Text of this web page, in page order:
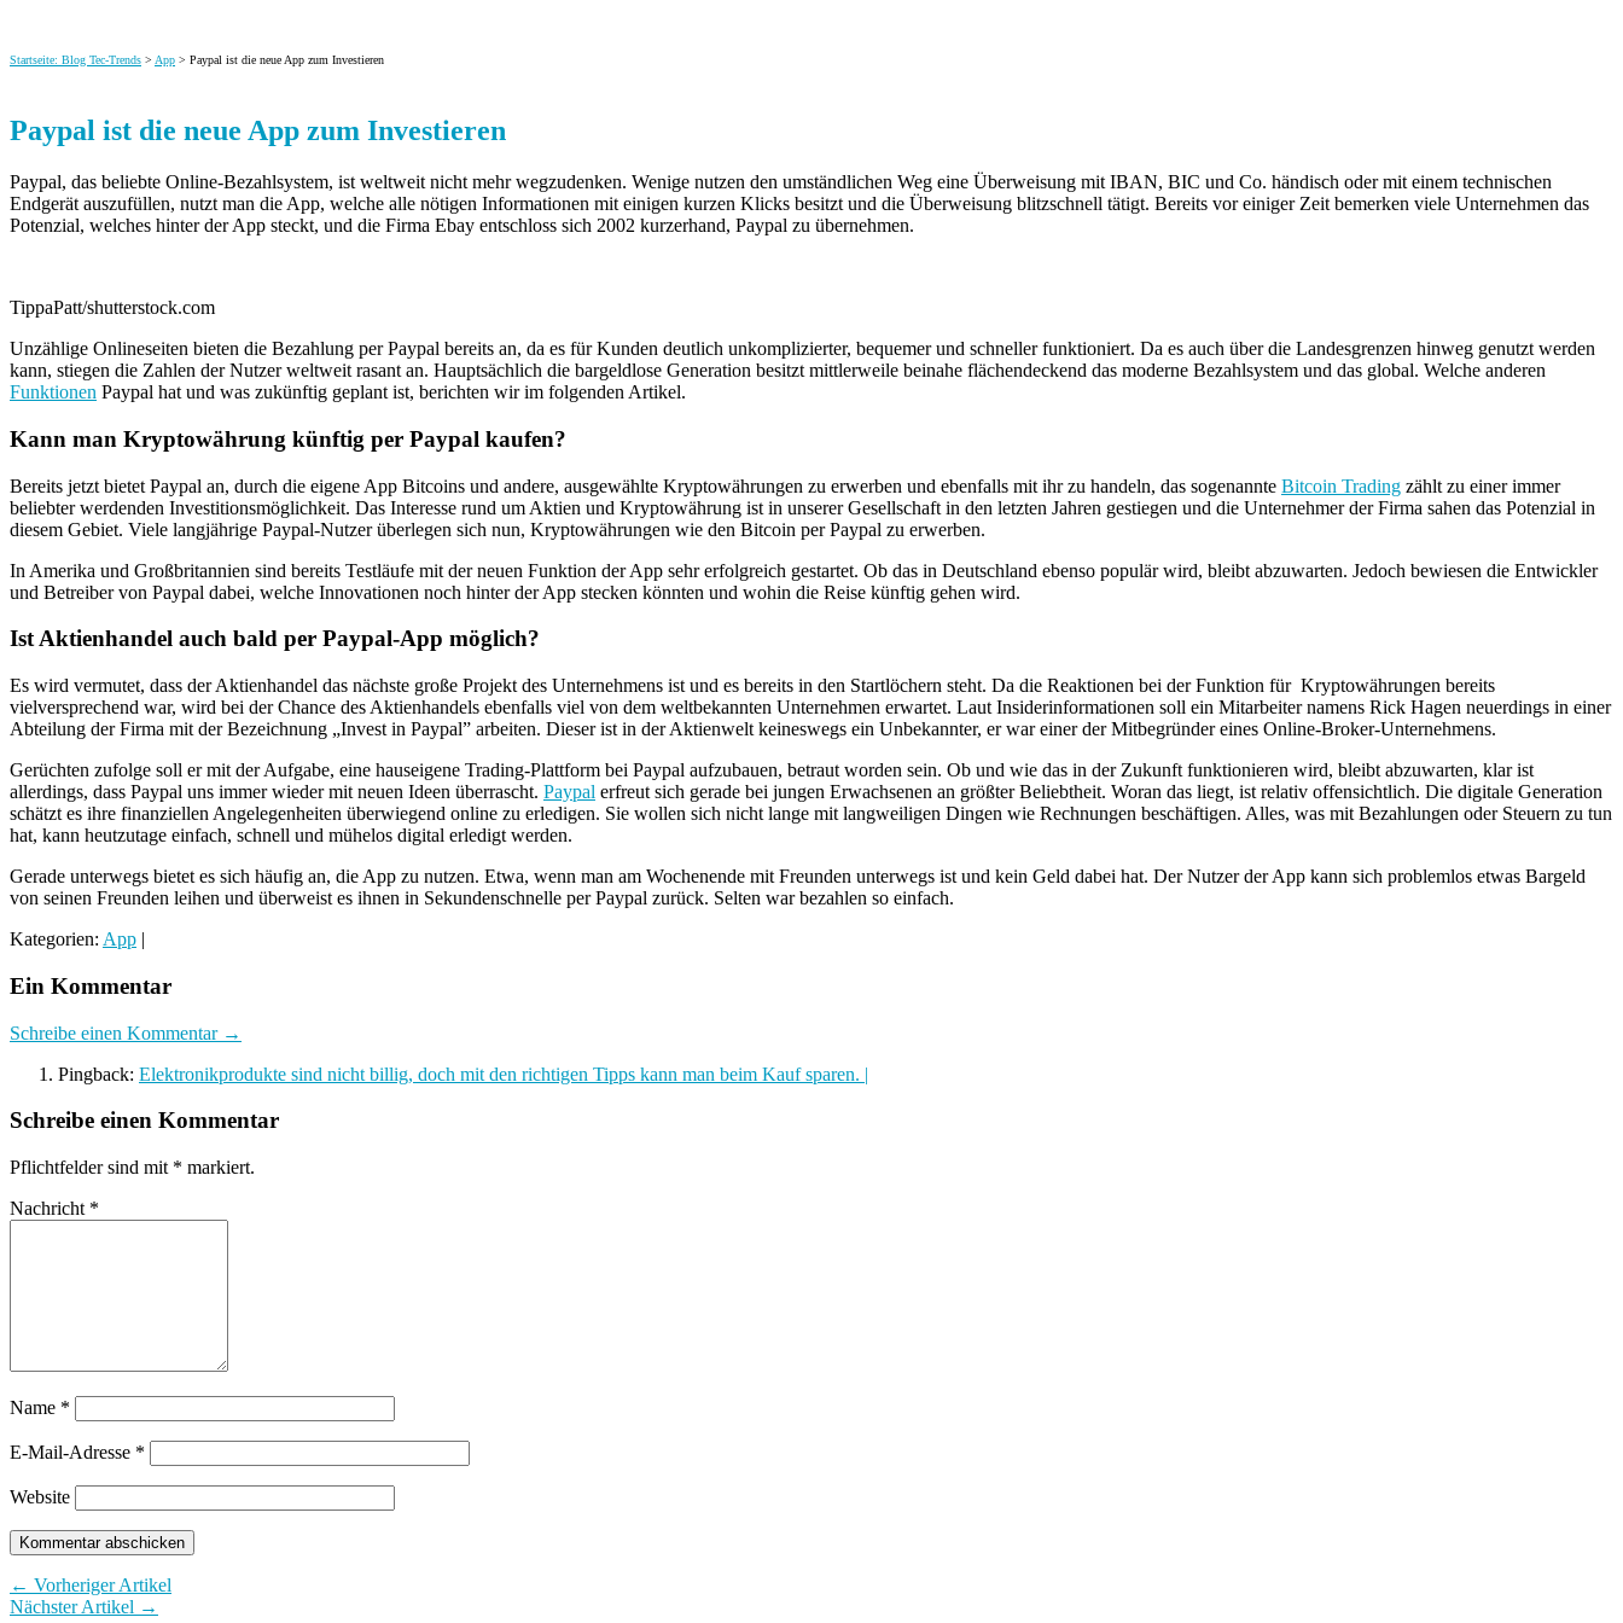
Startseite: Blog Tec-Trends > App > Paypal ist die neue App zum Investieren
Paypal ist die neue App zum Investieren
Paypal, das beliebte Online-Bezahlsystem, ist weltweit nicht mehr wegzudenken. Wenige nutzen den umständlichen Weg eine Überweisung mit IBAN, BIC und Co. händisch oder mit einem technischen
Endgerät auszufüllen, nutzt man die App, welche alle nötigen Informationen mit einigen kurzen Klicks besitzt und die Überweisung blitzschnell tätigt. Bereits vor einiger Zeit bemerken viele Unternehmen das
Potenzial, welches hinter der App steckt, und die Firma Ebay entschloss sich 2002 kurzerhand, Paypal zu übernehmen.
TippaPatt/shutterstock.com
Unzählige Onlineseiten bieten die Bezahlung per Paypal bereits an, da es für Kunden deutlich unkomplizierter, bequemer und schneller funktioniert. Da es auch über die Landesgrenzen hinweg genutzt werden
kann, stiegen die Zahlen der Nutzer weltweit rasant an. Hauptsächlich die bargeldlose Generation besitzt mittlerweile beinahe flächendeckend das moderne Bezahlsystem und das global. Welche anderen
Funktionen Paypal hat und was zukünftig geplant ist, berichten wir im folgenden Artikel.
Kann man Kryptowährung künftig per Paypal kaufen?
Bereits jetzt bietet Paypal an, durch die eigene App Bitcoins und andere, ausgewählte Kryptowährungen zu erwerben und ebenfalls mit ihr zu handeln, das sogenannte Bitcoin Trading zählt zu einer immer
beliebter werdenden Investitionsmöglichkeit. Das Interesse rund um Aktien und Kryptowährung ist in unserer Gesellschaft in den letzten Jahren gestiegen und die Unternehmer der Firma sahen das Potenzial in
diesem Gebiet. Viele langjährige Paypal-Nutzer überlegen sich nun, Kryptowährungen wie den Bitcoin per Paypal zu erwerben.
In Amerika und Großbritannien sind bereits Testläufe mit der neuen Funktion der App sehr erfolgreich gestartet. Ob das in Deutschland ebenso populär wird, bleibt abzuwarten. Jedoch bewiesen die Entwickler
und Betreiber von Paypal dabei, welche Innovationen noch hinter der App stecken könnten und wohin die Reise künftig gehen wird.
Ist Aktienhandel auch bald per Paypal-App möglich?
Es wird vermutet, dass der Aktienhandel das nächste große Projekt des Unternehmens ist und es bereits in den Startlöchern steht. Da die Reaktionen bei der Funktion für Kryptowährungen bereits
vielversprechend war, wird bei der Chance des Aktienhandels ebenfalls viel von dem weltbekannten Unternehmen erwartet. Laut Insiderinformationen soll ein Mitarbeiter namens Rick Hagen neuerdings in einer
Abteilung der Firma mit der Bezeichnung „Invest in Paypal” arbeiten. Dieser ist in der Aktienwelt keineswegs ein Unbekannter, er war einer der Mitbegründer eines Online-Broker-Unternehmens.
Gerüchten zufolge soll er mit der Aufgabe, eine hauseigene Trading-Plattform bei Paypal aufzubauen, betraut worden sein. Ob und wie das in der Zukunft funktionieren wird, bleibt abzuwarten, klar ist
allerdings, dass Paypal uns immer wieder mit neuen Ideen überrascht. Paypal erfreut sich gerade bei jungen Erwachsenen an größter Beliebtheit. Woran das liegt, ist relativ offensichtlich. Die digitale Generation
schätzt es ihre finanziellen Angelegenheiten überwiegend online zu erledigen. Sie wollen sich nicht lange mit langweiligen Dingen wie Rechnungen beschäftigen. Alles, was mit Bezahlungen oder Steuern zu tun
hat, kann heutzutage einfach, schnell und mühelos digital erledigt werden.
Gerade unterwegs bietet es sich häufig an, die App zu nutzen. Etwa, wenn man am Wochenende mit Freunden unterwegs ist und kein Geld dabei hat. Der Nutzer der App kann sich problemlos etwas Bargeld
von seinen Freunden leihen und überweist es ihnen in Sekundenschnelle per Paypal zurück. Selten war bezahlen so einfach.
Kategorien: App |
Ein Kommentar
Schreibe einen Kommentar →
Pingback: Elektronikprodukte sind nicht billig, doch mit den richtigen Tipps kann man beim Kauf sparen. |
Schreibe einen Kommentar
Pflichtfelder sind mit * markiert.
Nachricht *
Name *
E-Mail-Adresse *
Website
← Vorheriger Artikel
Nächster Artikel →